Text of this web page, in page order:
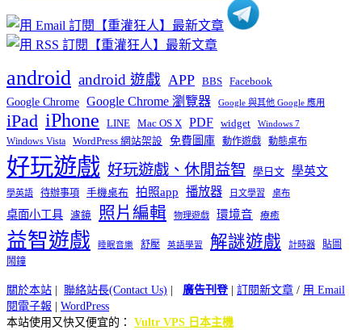
android android 遊戲 APP BBS Facebook
Google Chrome Google Chrome 瀏覽器 Google 與其他 Google 應用
iPad iPhone LINE Mac OS X PDF widget Windows 7
Windows Vista WordPress 網站架設 免費圖庫 動作遊戲 動態桌布
好玩遊戲 好玩遊戲、休閒益智 學日文 學英文
學英語 待辦事項 手機桌布 拍照app 播放器 日文學習 桌布
桌面小工具 濾鏡 照片編輯 物理遊戲 環境音 療癒
益智遊戲 睡眠音樂 舒壓 英語學習 解謎遊戲 計時器
貼圖
鬧鐘
關於本站 聯絡站長(Contact Us) 廣告刊登| 訂閱新文章 / 用 Email
閱電子報
WordPress
本站使用又快又便宜的： Vultr VPS 日本主機